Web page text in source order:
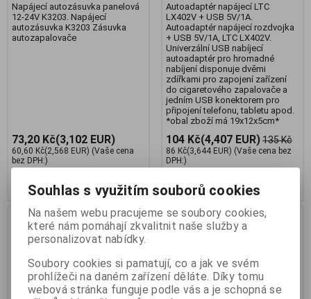
Napájecí autozásuvka panelová
12-24V K3203. Napájecí
autozásuvka K3203 Zásuvka
autozapalovače
73,20 Kč(3,102 EUR)
60,60 Kč(2,568 EUR) (Vaše cena
bez DPH:)
Přidat do košíku
Autoadaptér napájecí LTC
LX402V + USB 5V/1A.
Autoadaptér napájecí rozdvojka
+ USB 5V/1A, LTC LX402V.
Univerzální USB nabíjecí
autoadaptér pro hromadné
nabíjení disponuje dvěmi
zdířkami pro zapojení zařízení
do cigaretového zapalovače a
jedním USB konektorem pro
připojení telefonu, tabletu apod.
*obal zboží má 19x12x5cm*
104 Kč(4,407 EUR)135 Kč
86 Kč(3,644 EUR) (Vaše cena bez
DPH:)
Přidat do košíku
Akce
Výprodej
Sleva
17,0 %
Akce
Výprodej
Souhlas s využitím souborů cookies
Na našem webu pracujeme se soubory cookies,
které nám pomáhají zkvalitnit naše služby a
personalizovat nabídky.
Soubory cookies si pamatují, co a jak ve svém
prohlížeči na daném zařízení děláte. Díky tomu
webová stránka funguje podle vás a je schopná se